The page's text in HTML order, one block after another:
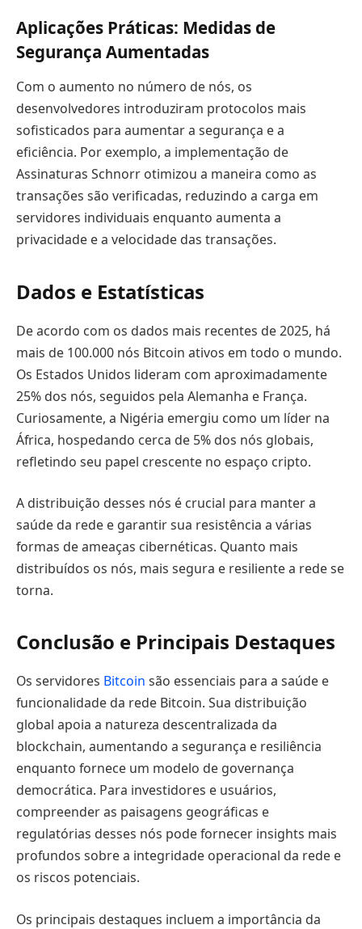
Aplicações Práticas: Medidas de
Segurança Aumentadas
Com o aumento no número de nós, os
desenvolvedores introduziram protocolos mais
sofisticados para aumentar a segurança e a
eficiência. Por exemplo, a implementação de
Assinaturas Schnorr otimizou a maneira como as
transações são verificadas, reduzindo a carga em
servidores individuais enquanto aumenta a
privacidade e a velocidade das transações.
Dados e Estatísticas
De acordo com os dados mais recentes de 2025, há
mais de 100.000 nós Bitcoin ativos em todo o mundo.
Os Estados Unidos lideram com aproximadamente
25% dos nós, seguidos pela Alemanha e França.
Curiosamente, a Nigéria emergiu como um líder na
África, hospedando cerca de 5% dos nós globais,
refletindo seu papel crescente no espaço cripto.
A distribuição desses nós é crucial para manter a
saúde da rede e garantir sua resistência a várias
formas de ameaças cibernéticas. Quanto mais
distribuídos os nós, mais segura e resiliente a rede se
torna.
Conclusão e Principais Destaques
Os servidores Bitcoin são essenciais para a saúde e
funcionalidade da rede Bitcoin. Sua distribuição
global apoia a natureza descentralizada da
blockchain, aumentando a segurança e resiliência
enquanto fornece um modelo de governança
democrática. Para investidores e usuários,
compreender as paisagens geográficas e
regulatórias desses nós pode fornecer insights mais
profundos sobre a integridade operacional da rede e
os riscos potenciais.
Os principais destaques incluem a importância da